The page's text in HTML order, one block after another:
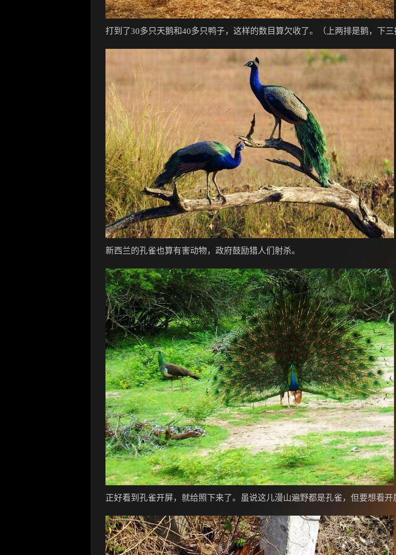
打到了30多只天鹅和40多只鸭子，这样的数目算欠收了。（上两排是鹅，下三
新西兰的孔雀也算有害动物，政府鼓励猎人们射杀。
正好看到孔雀开屏，就给照下来了。虽说这儿漫山遍野都是孔雀，但要想看开